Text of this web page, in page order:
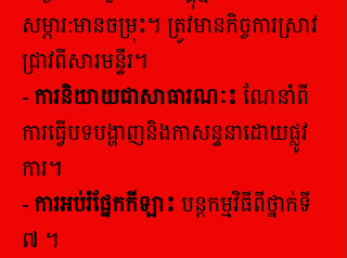
សម្ភារ:មានចម្រុះ។ ត្រូវមានកិច្ចការស្រាវ
ជ្រាវពីសារមន្ទីរ។
- ការនិយាយជាសាធារណៈ៖ ណែនាំពី
ការធ្វើបទបង្ហាញនិងកាសន្ទនាដោយផ្លូវ
ការ។
- ការអប់រំផ្នែកកីឡា៖ បន្តកម្មវិធីពីថ្នាក់ទី
៧ ។